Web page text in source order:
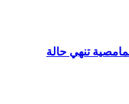
الحمامصية تنهي حالة